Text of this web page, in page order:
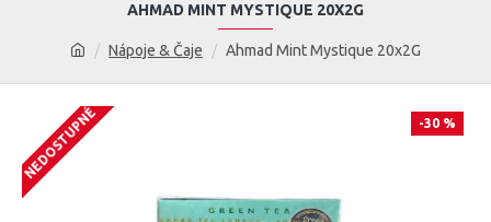
Nápoje & Čaje Ahmad Mint Mystique 20x2G
AHMAD MINT MYSTIQUE 20X2G
-30 %
NEDOSTUPNÉ